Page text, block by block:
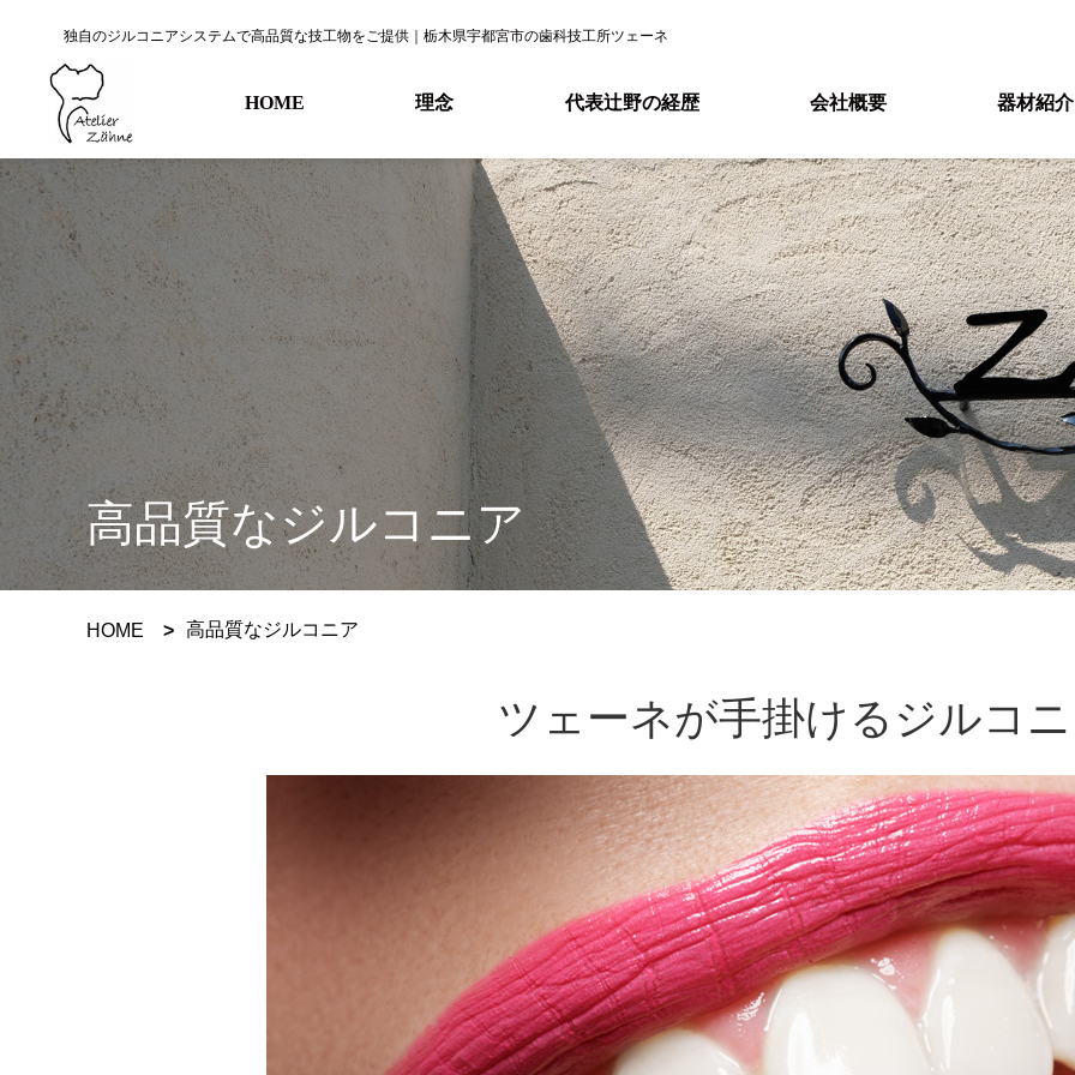
独自のジルコニアシステムで高品質な技工物をご提供｜栃木県宇都宮市の歯科技工所ツェーネ
HOME 理念 代表辻野の経歴 会社概要 器材紹介
高品質なジルコニア
HOME 高品質なジルコニア
ツェーネが手掛けるジルコ